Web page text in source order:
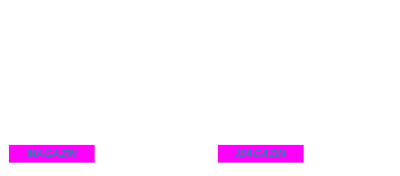
MAGAZIN MAGAZIN